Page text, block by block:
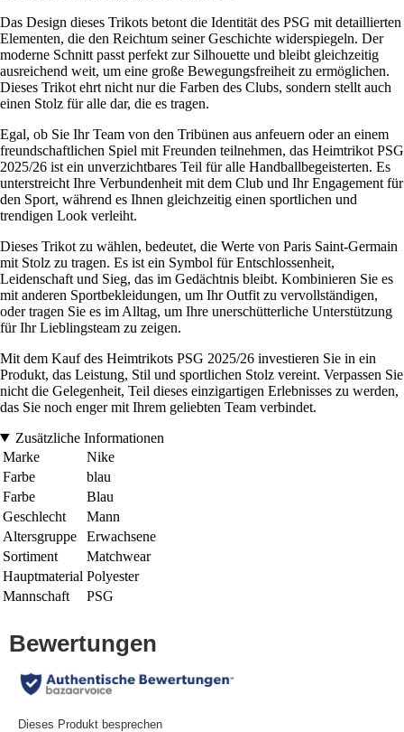
Das Design dieses Trikots betont die Identität des PSG mit detaillierten
Elementen, die den Reichtum seiner Geschichte widerspiegeln. Der
moderne Schnitt passt perfekt zur Silhouette und bleibt gleichzeitig
ausreichend weit, um eine große Bewegungsfreiheit zu ermöglichen.
Dieses Trikot ehrt nicht nur die Farben des Clubs, sondern stellt auch
einen Stolz für alle dar, die es tragen.
Egal, ob Sie Ihr Team von den Tribünen aus anfeuern oder an einem
freundschaftlichen Spiel mit Freunden teilnehmen, das Heimtrikot PSG
2025/26 ist ein unverzichtbares Teil für alle Handballbegeisterten. Es
unterstreicht Ihre Verbundenheit mit dem Club und Ihr Engagement für
den Sport, während es Ihnen gleichzeitig einen sportlichen und
trendigen Look verleiht.
Dieses Trikot zu wählen, bedeutet, die Werte von Paris Saint-Germain
mit Stolz zu tragen. Es ist ein Symbol für Entschlossenheit,
Leidenschaft und Sieg, das im Gedächtnis bleibt. Kombinieren Sie es
mit anderen Sportbekleidungen, um Ihr Outfit zu vervollständigen,
oder tragen Sie es im Alltag, um Ihre unerschütterliche Unterstützung
für Ihr Lieblingsteam zu zeigen.
Mit dem Kauf des Heimtrikots PSG 2025/26 investieren Sie in ein
Produkt, das Leistung, Stil und sportlichen Stolz vereint. Verpassen Sie
nicht die Gelegenheit, Teil dieses einzigartigen Erlebnisses zu werden,
das Sie noch enger mit Ihrem geliebten Team verbindet.
Zusätzliche Informationen
Marke
Nike
Farbe
blau
Farbe
Blau
Geschlecht
Mann
Altersgruppe
Erwachsene
Sortiment
Matchwear
Hauptmaterial Polyester
Mannschaft
PSG